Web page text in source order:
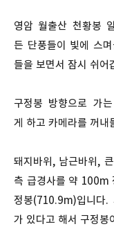
영암 월출산 천황봉
든 단풍들이 빛에 스
들을 보면서 잠시 쉬어
구정봉 방향으로 가
게 하고 카메라를 꺼내
돼지바위, 남근바위,
측 급경사를 약 100m
정봉(710.9m)입니다.
가 있다고 해서 구정봉